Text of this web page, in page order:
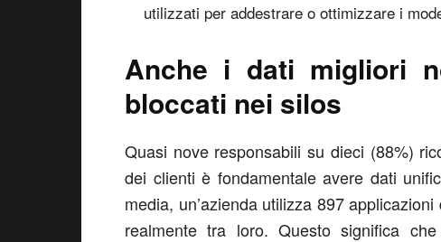
utilizzati per addestrare o ottimizzare i
Anche i dati migliori
bloccati nei silos
Quasi nove responsabili su dieci (88%)
dei clienti è fondamentale avere dati
media, un’azienda utilizza 897
realmente tra loro. Questo significa